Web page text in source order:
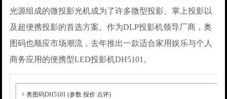
光源组成的微投影光机成为了许多微型投影、掌上投影以
及超便携投影的首选方案。作为DLP投影机领导厂商，奥
图码也顺应市场潮流，去年推出一款适合家用娱乐与个人
商务应用的便携型LED投影机DH5101。
奥图码DH5101 (参数 报价 点评)